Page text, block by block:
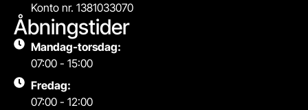
Konto nr. 1381033070
Åbningstider
Mandag-torsdag:
07:00 - 15:00
Fredag:
07:00 - 12:00